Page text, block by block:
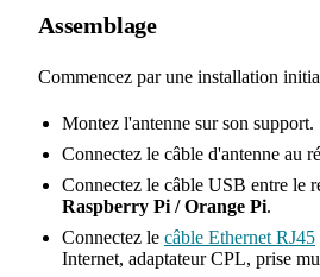
Assemblage
Commencez par une installation
Montez l'antenne sur son support.
Connectez le câble d'antenne au
Connectez le câble USB entre le
Raspberry Pi / Orange Pi.
Connectez le câble Ethernet RJ45
Internet, adaptateur CPL, prise